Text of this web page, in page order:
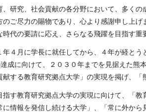
研究、社会貢献の各分野において、多く
のご尽力の賜物であり、心より感謝申し上
時代の要請に応え、さらなる飛躍を目指す重
４月に学長に就任してから、４年が経とう
成に向けて、２０３０年までを見据えた熊
献する教育研究拠点大学」の実現を掲げ、「
す教育研究拠点大学の実現に向けて、「
に情報を発信し続ける大学」、「常に外か